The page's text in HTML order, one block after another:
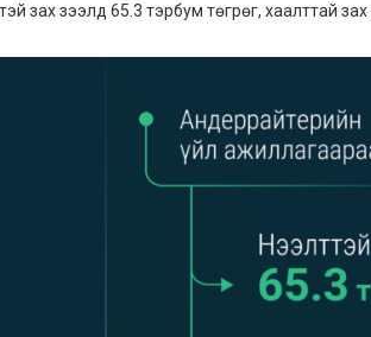
зах зээлд 65.3 тэрбум төгрөг, хаалттай